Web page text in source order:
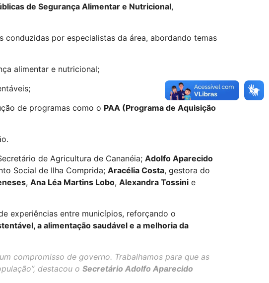
de Segurança Alimentar e Nutricional,
por especialistas da área, abordando temas
alimentar e nutricional;
de programas como o PAA (Programa de Aquisição
de Agricultura de Cananéia; Adolfo Aparecido
Social de Ilha Comprida; Aracélia Costa, gestora do
, Ana Léa Martins Lobo, Alexandra Tossinie
experiências entre municípios, reforçando o
a alimentação saudável e a melhoria da
compromisso de governo. Trabalhamos para que as
destacou o Secretário Adolfo Aparecido